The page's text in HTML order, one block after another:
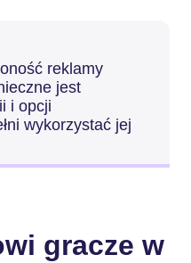
reklamy
jest
i opcji
wykorzystać jej
gracze w